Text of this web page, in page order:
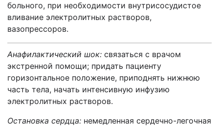
больного, при необходимости внутрисосудистое
вливание электролитных растворов,
вазопрессоров.
Анафилактический шок: связаться с врачом
экстренной помощи; придать пациенту
горизонтальное положение, приподнять нижнюю
часть тела, начать интенсивную инфузию
электролитных растворов.
Остановка сердца: немедленная сердечно-легочная